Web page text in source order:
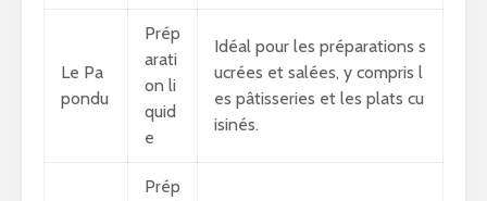
Le Pa
pondu
Prép
arati
on li
quid
e
Idéal pour les préparations s
ucrées et salées, y compris l
es pâtisseries et les plats cu
isinés.
Prép